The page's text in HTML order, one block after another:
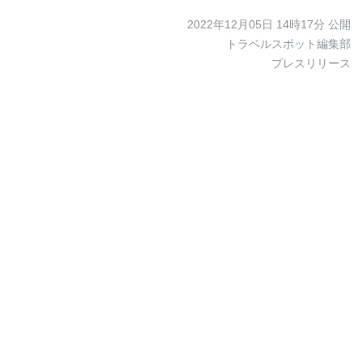
2022年12月05日 14時17分 公開
トラベルスポット編集部
プレスリリース